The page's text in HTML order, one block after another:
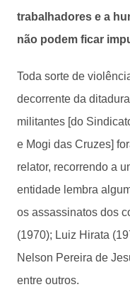
trabalhadores e a
não podem ficar
Toda sorte de
decorrente da
militantes [do
e Mogi das Cruzes]
relator, recorrendo a
entidade lembra
os assassinatos dos
(1970); Luiz Hirata
Nelson Pereira de
entre outros.